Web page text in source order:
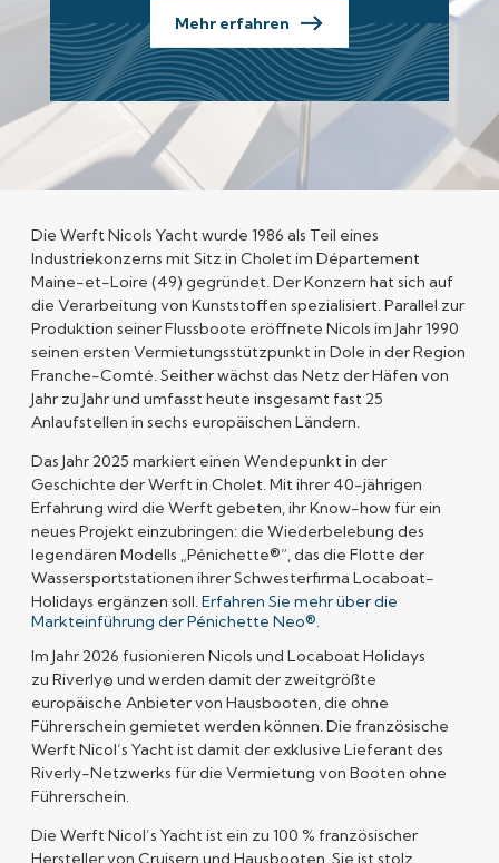
Mehr erfahren
Die Werft Nicols Yacht wurde 1986 als Teil eines
Industriekonzerns mit Sitz in Cholet im Département
Maine-et-Loire (49) gegründet. Der Konzern hat sich auf
die Verarbeitung von Kunststoffen spezialisiert. Parallel zur
Produktion seiner Flussboote eröffnete Nicols im Jahr 1990
seinen ersten Vermietungsstützpunkt in Dole in der Region
Franche-Comté. Seither wächst das Netz der Häfen von
Jahr zu Jahr und umfasst heute insgesamt fast 25
Anlaufstellen in sechs europäischen Ländern.
Das Jahr 2025 markiert einen Wendepunkt in der
Geschichte der Werft in Cholet. Mit ihrer 40-jährigen
Erfahrung wird die Werft gebeten, ihr Know-how für ein
neues Projekt einzubringen: die Wiederbelebung des
legendären Modells „Pénichette®”, das die Flotte der
Wassersportstationen ihrer Schwesterfirma Locaboat-
Holidays ergänzen soll. Erfahren Sie mehr über die
Markteinführung der Pénichette Neo®.
Im Jahr 2026 fusionieren Nicols und Locaboat Holidays
zu Riverly© und werden damit der zweitgrößte
europäische Anbieter von Hausbooten, die ohne
Führerschein gemietet werden können. Die französische
Werft Nicol’s Yacht ist damit der exklusive Lieferant des
Riverly-Netzwerks für die Vermietung von Booten ohne
Führerschein.
Die Werft Nicol’s Yacht ist ein zu 100 % französischer
Herstellervon Cruisern und Hausbooten. Sie ist stolz